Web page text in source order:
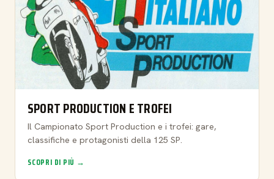
SPORT PRODUCTION E TROFEI
Il Campionato Sport Production e i trofei: gare,
classifiche e protagonisti della 125 SP.
SCOPRI DI PIÙ →